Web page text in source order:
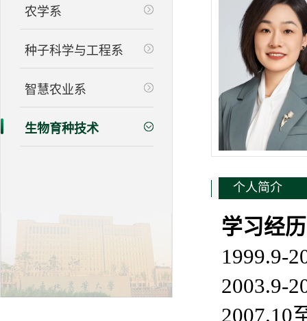
农学系
种子科学与工程系
智慧农业系
生物育种技术
个人简介
学习经
1999.9-
2003.9-
2007.10